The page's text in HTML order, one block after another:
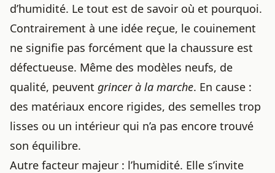
d’humidité. Le tout est de savoir où et pourquoi.
Contrairement à une idée reçue, le couinement
ne signifie pas forcément que la chaussure est
défectueuse. Même des modèles neufs, de
qualité, peuvent grincer à la marche. En cause :
des matériaux encore rigides, des semelles trop
lisses ou un intérieur qui n’a pas encore trouvé
son équilibre.
Autre facteur majeur : l’humidité. Elle s’invite